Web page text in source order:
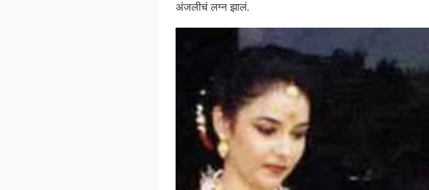
अंजलीचं लग्न झालं.